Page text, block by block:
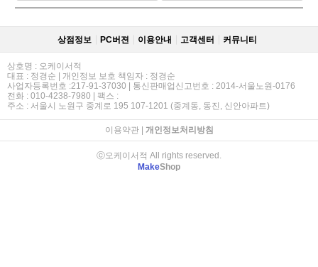
상점정보 PC버젼 이용안내 고객센터 커뮤니티
상호명 : 오케이서적
대표 : 정경순 | 개인정보 보호 책임자 : 정경순
사업자등록번호 :217-91-37030 | 통신판매업신고번호 : 2014-서울노원-0176
전화 : 010-4238-7980 | 팩스 :
주소 : 서울시 노원구 중계로 195 107-1201 (중계동, 동진, 신안아파트)
이용약관| 개인정보처리방침
ⓒ오케이서적 All rights reserved.
MakeShop